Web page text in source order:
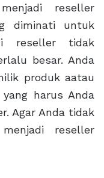
reseller
diminati untuk
reseller tidak
besar. Anda
produk aatau
harus Anda
Agar Anda tidak
reseller